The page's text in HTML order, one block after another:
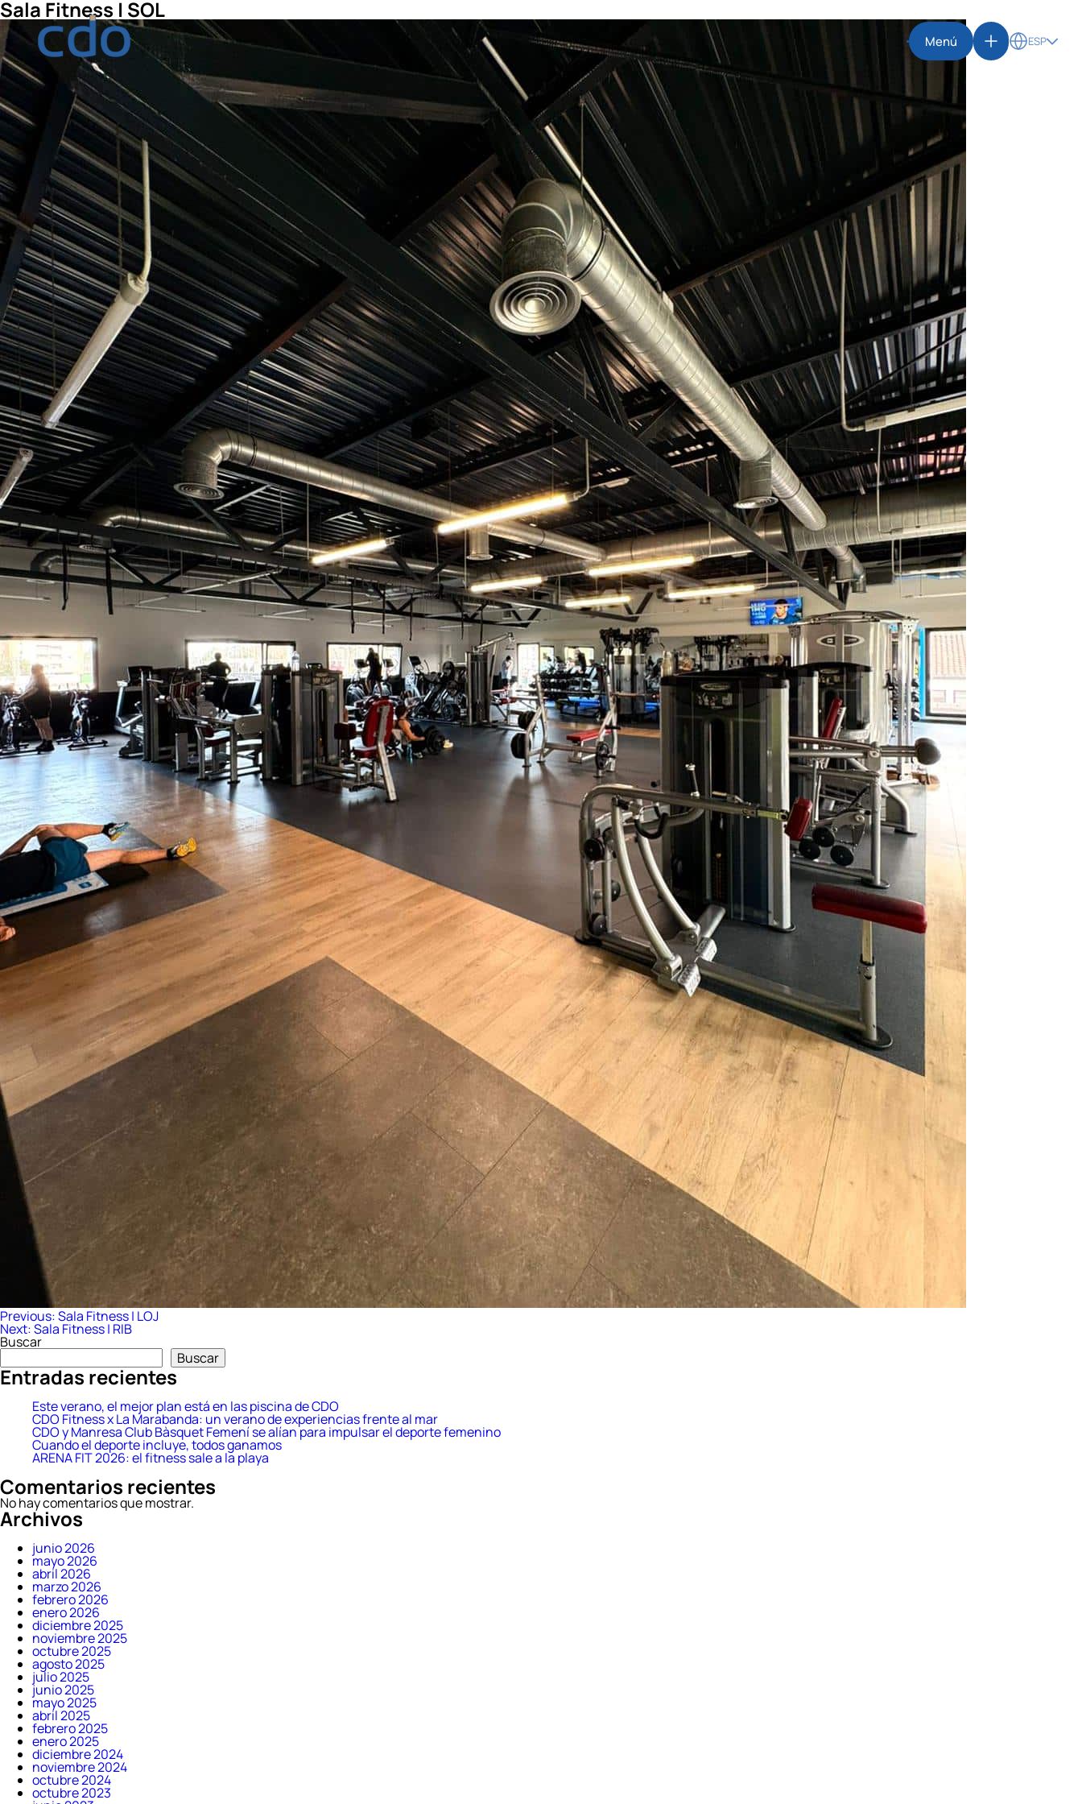
Menú ESP
Sala Fitness | SOL
Navegación
de
entradas
Previous:Sala Fitness | LOJ
Next:Sala Fitness | RIB
Buscar
Buscar
Entradas recientes
Este verano, el mejor plan está en las piscina de CDO
CDO Fitness x La Marabanda: un verano de experiencias frente al mar
CDO y Manresa Club Bàsquet Femení se alían para impulsar el deporte femenino
Cuando el deporte incluye, todos ganamos
ARENA FIT 2026: el fitness sale a la playa
Comentarios recientes
No hay comentarios que mostrar.
Archivos
junio 2026
mayo 2026
abril 2026
marzo 2026
febrero 2026
enero 2026
diciembre 2025
noviembre 2025
octubre 2025
agosto 2025
julio 2025
junio 2025
mayo 2025
abril 2025
febrero 2025
enero 2025
diciembre 2024
noviembre 2024
octubre 2024
octubre 2023